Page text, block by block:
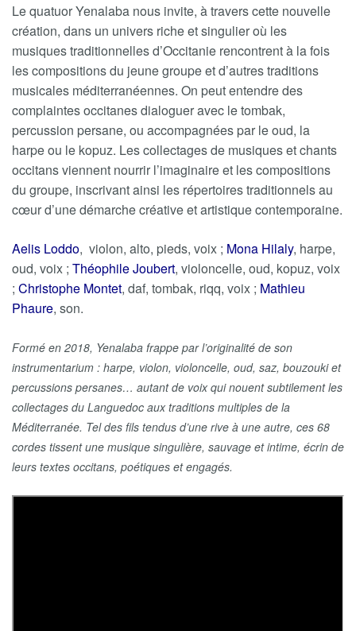
Le quatuor Yenalaba nous invite, à travers cette nouvelle
création, dans un univers riche et singulier où les
musiques traditionnelles d’Occitanie rencontrent à la fois
les compositions du jeune groupe et d’autres traditions
musicales méditerranéennes. On peut entendre des
complaintes occitanes dialoguer avec le tombak,
percussion persane, ou accompagnées par le oud, la
harpe ou le kopuz. Les collectages de musiques et chants
occitans viennent nourrir l’imaginaire et les compositions
du groupe, inscrivant ainsi les répertoires traditionnels au
cœur d’une démarche créative et artistique contemporaine.
Aelis Loddo, violon, alto, pieds, voix ; Mona Hilaly, harpe,
oud, voix ; Théophile Joubert, violoncelle, oud, kopuz, voix
; Christophe Montet, daf, tombak, riqq, voix ; Mathieu
Phaure, son.
Formé en 2018, Yenalaba frappe par l’originalité de son
instrumentarium : harpe, violon, violoncelle, oud, saz, bouzouki et
percussions persanes… autant de voix qui nouent subtilement les
collectages du Languedoc aux traditions multiples de la
Méditerranée. Tel des fils tendus d’une rive à une autre, ces 68
cordes tissent une musique singulière, sauvage et intime, écrin de
leurs textes occitans, poétiques et engagés.